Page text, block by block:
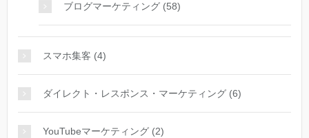
ブログマーケティング (58)
スマホ集客 (4)
ダイレクト・レスポンス・マーケティング (6)
YouTubeマーケティング (2)